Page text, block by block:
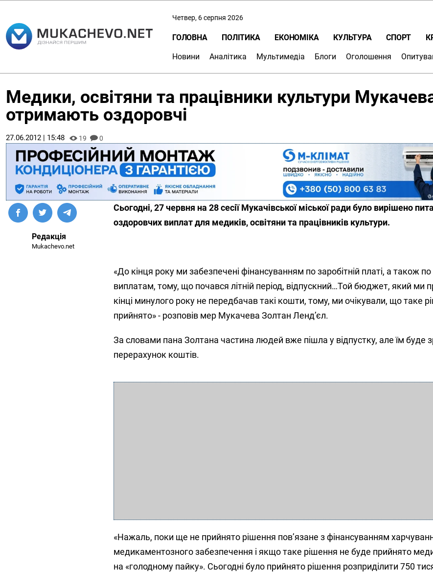
Четвер, 6 серпня 2026
ГОЛОВНА ПОЛІТИКА ЕКОНОМІКА КУЛЬТУРА СПОРТ
Новини Аналітика Мультимедіа Блоги Оголошення
Медики, освітяни та працівники культури
отримають оздоровчі
27.06.2012 | 15:48 19 0
Редакція
Mukachevo.net
Сьогодні, 27 червня на 28 сесії Мукачівської міської ради було вирішено
оздоровчих виплат для медиків, освітяни та працівників культури.
«До кінця року ми забезпечені фінансуванням по заробітній платі, а також
виплатам, тому, що почався літній період, відпускний…Той бюджет, який ми
кінці минулого року не передбачав такі кошти, тому, ми очікували, що таке
прийнято» - розповів мер Мукачева Золтан Ленд’єл.
За словами пана Золтана частина людей вже пішла у відпустку, але їм буде
перерахунок коштів.
«Нажаль, поки ще не прийнято рішення пов’язане з фінансуванням
медикаментозного забезпечення і якщо таке рішення не буде прийнято
на «голодному пайку». Сьогодні було прийнято рішення розприділити 750